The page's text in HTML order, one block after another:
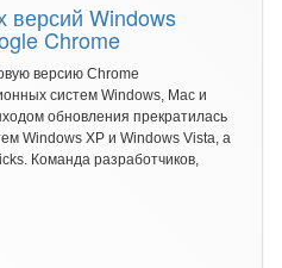
версий Windows
Chrome
версию Chrome
систем Windows, Mac и
обновления прекратилась
Windows XP и Windows Vista, а
Команда разработчиков,